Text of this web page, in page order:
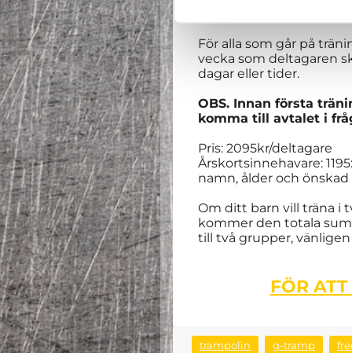
För alla som går på
vecka som deltagaren
dagar eller tider.
OBS. Innan första
komma till avtalet i
Pris: 2095kr/deltagare
Årskortsinnehavare:
namn, ålder och
Om ditt barn vill träna i
kommer den totala
till två grupper,
FÖR
trampolin g-tramp